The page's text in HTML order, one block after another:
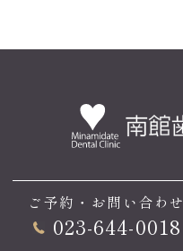
ご予約・お問い合わせ
023-644-0018